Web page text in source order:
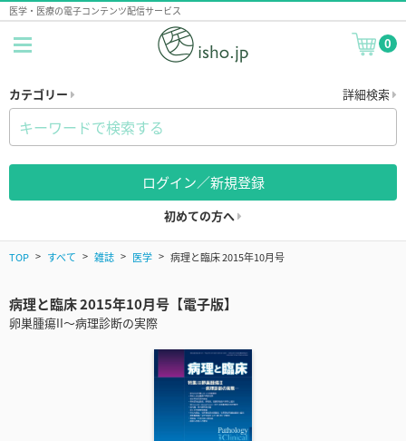
医学・医療の電子コンテンツ配信サービス
0
カテゴリー 詳細検索
ログイン／新規登録
初めての方へ
TOP すべて 雑誌 医学 病理と臨床 2015年10月号
病理と臨床 2015年10月号【電子版】
卵巣腫瘍II～病理診断の実際